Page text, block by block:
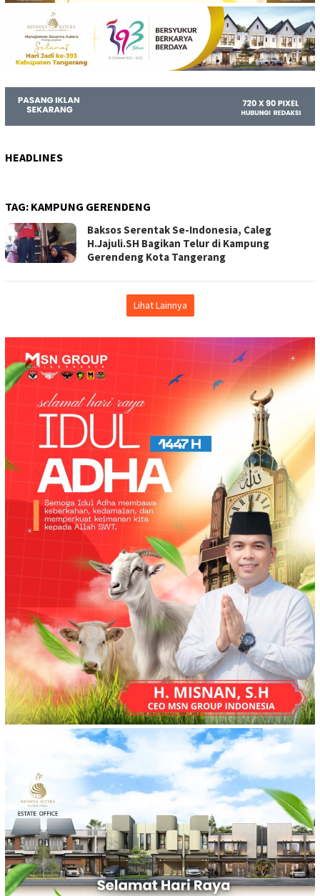
HEADLINES
TAG: KAMPUNG GERENDENG
Baksos Serentak Se-Indonesia, Caleg
H.Jajuli.SH Bagikan Telur di Kampung
Gerendeng Kota Tangerang
Lihat Lainnya